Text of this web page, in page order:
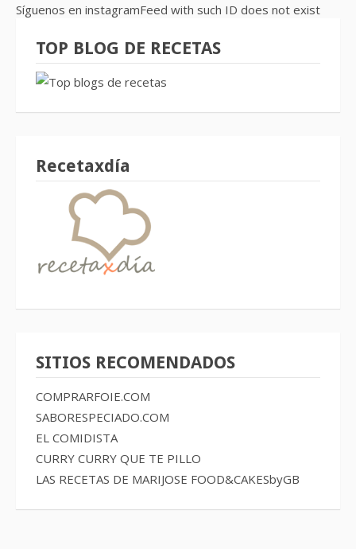
Síguenos en instagramFeed with such ID does not exist
TOP BLOG DE RECETAS
Recetaxdía
SITIOS RECOMENDADOS
COMPRARFOIE.COM
SABORESPECIADO.COM
EL COMIDISTA
CURRY CURRY QUE TE PILLO
LAS RECETAS DE MARIJOSE FOOD&CAKESbyGB